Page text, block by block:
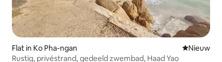
Flat in Ko Pha-ngan Nieuwe
Nieuw
Rustig, privéstrand, gedeeld zwembad, Haad Yao